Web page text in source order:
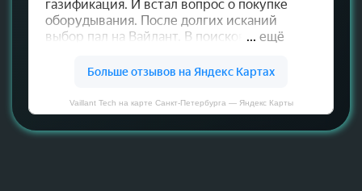
Vaillant Tech на карте Санкт‑Петербурга — Яндекс Карты